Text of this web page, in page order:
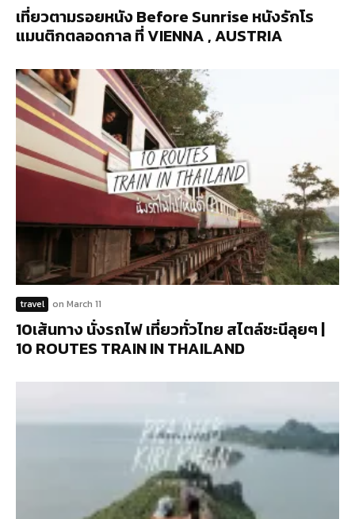
เที่ยวตามรอยหนัง Before Sunrise หนังรักโร
แมนติกตลอดกาล ที่ VIENNA , AUSTRIA
travel on March 11
10เส้นทาง นั่งรถไฟ เที่ยวทั่วไทย สไตล์ชะนีลุยๆ |
10 ROUTES TRAIN IN THAILAND